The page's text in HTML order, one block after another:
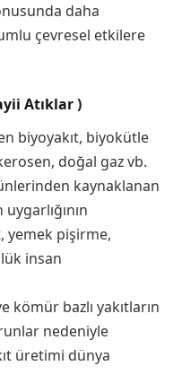
daha
çevresel etkilere
Atıklar )
biyoyakıt, biyokütle
doğal gaz vb.
kaynaklanan
yemek pişirme,
insan
kömür bazlı yakıtların
nedeniyle
üretimi dünya